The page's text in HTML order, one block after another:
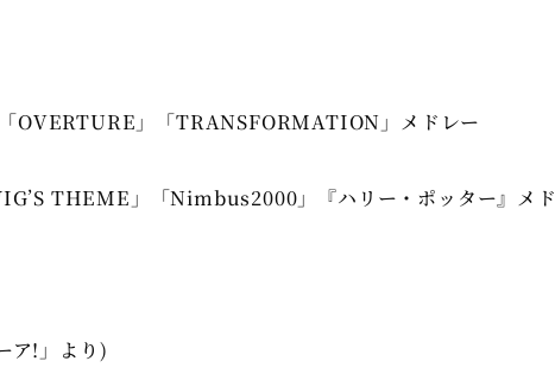
OVERTURE」「TRANSFORMATION」メドレー
THEME」「Nimbus2000」『ハリー・ポッター』メド
ア!」より)